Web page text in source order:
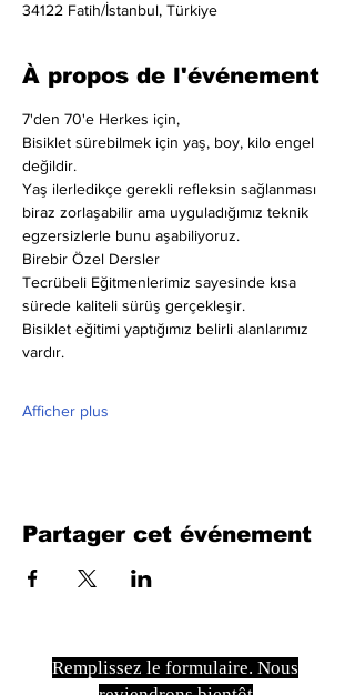
34122 Fatih/İstanbul, Türkiye
À propos de l'événement
7'den 70'e Herkes için,
Bisiklet sürebilmek için yaş, boy, kilo engel
değildir.
Yaş ilerledikçe gerekli refleksin sağlanması
biraz zorlaşabilir ama uyguladığımız teknik
egzersizlerle bunu aşabiliyoruz.
Birebir Özel Dersler
Tecrübeli Eğitmenlerimiz sayesinde kısa
sürede kaliteli sürüş gerçekleşir.
Bisiklet eğitimi yaptığımız belirli alanlarımız
vardır.
Afficher plus
Partager cet événement
Remplissez le formulaire. Nous